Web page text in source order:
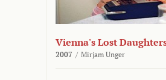
Vienna's Lost
2007 / Mirjam Unger